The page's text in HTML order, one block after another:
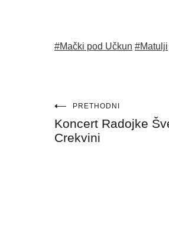
#Mački pod Učkun #Matulji
Navigacija
objava
PRETHODNI
Koncert Radojke
Crekvini